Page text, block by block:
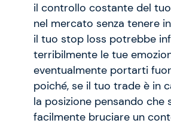
il controllo costante del
nel mercato senza tenere
il tuo stop loss potrebbe
terribilmente le tue
eventualmente portarti
poiché, se il tuo trade è in
la posizione pensando che
facilmente bruciare un